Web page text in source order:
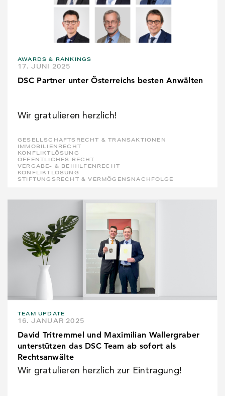
AWARDS & RANKINGS
17. JUNI 2025
DSC Partner unter Österreichs besten Anwälten
Wir gratulieren herzlich!
GESELLSCHAFTSRECHT & TRANSAKTIONEN
IMMOBILIENRECHT
KONFLIKTLÖSUNG
ÖFFENTLICHES RECHT
VERGABE- & BEIHILFENRECHT
KONFLIKTLÖSUNG
STIFTUNGSRECHT & VERMÖGENSNACHFOLGE
TEAM UPDATE
16. JANUAR 2025
David Tritremmel und Maximilian Wallergraber
unterstützen das DSC Team ab sofort als
Rechtsanwälte
Wir gratulieren herzlich zur Eintragung!